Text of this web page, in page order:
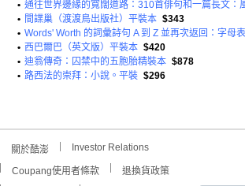
•
• 間諜巢（渡渡鳥出版社）平裝本 $343
•
• 西巴爾巴（英文版）平裝本 $420
• 迪翁傳奇：囚禁中的五胞胎精裝本 $878
• 路西法的崇拜：小說。平裝 $296
關於酷澎 Investor Relations
Coupang使用者條款
退換貨政策